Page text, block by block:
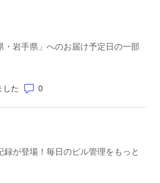
・岩手県」へのお届け予定日の一部
した コメント数: 0
録が登場！毎日のピル管理をもっと